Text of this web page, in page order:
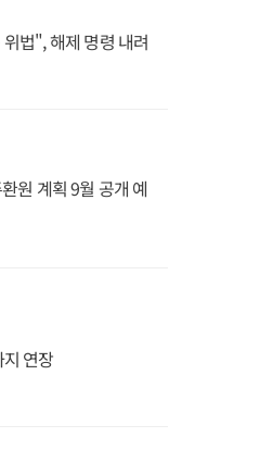
법", 해제 명령 내려
원 계획 9월 공개 예
연장